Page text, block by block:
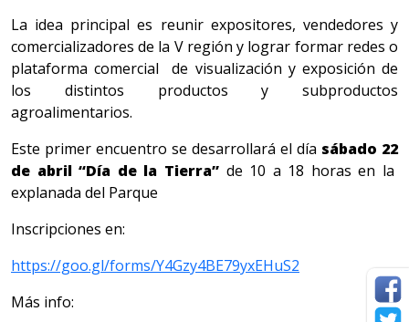
La idea principal es reunir expositores, vendedores y
comercializadores de la V región y lograr formar redes o
plataforma comercial de visualización y exposición de
los distintos productos y subproductos
agroalimentarios.
Este primer encuentro se desarrollará el día sábado 22
de abril “Día de la Tierra”de 10 a 18 horas en la
explanada del Parque
Inscripciones en:
https://goo.gl/forms/Y4Gzy4BE79yxEHuS2
Más info: